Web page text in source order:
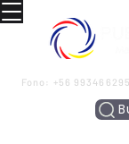
Fono: +56 993466295